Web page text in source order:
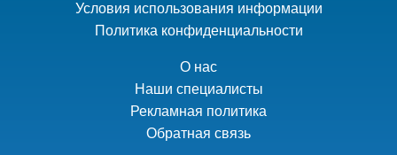
Условия использования информации
Политика конфиденциальности
О нас
Наши специалисты
Рекламная политика
Обратная связь